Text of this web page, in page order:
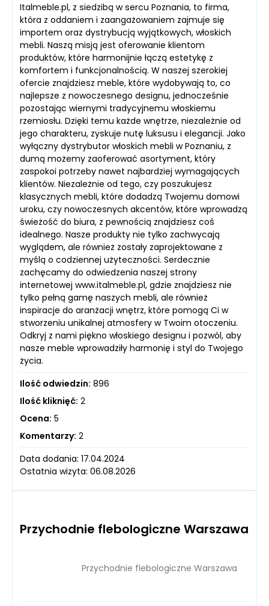
Italmeble.pl, z siedzibą w sercu Poznania, to firma,
która z oddaniem i zaangażowaniem zajmuje się
importem oraz dystrybucją wyjątkowych, włoskich
mebli. Naszą misją jest oferowanie klientom
produktów, które harmonijnie łączą estetykę z
komfortem i funkcjonalnością. W naszej szerokiej
ofercie znajdziesz meble, które wydobywają to, co
najlepsze z nowoczesnego designu, jednocześnie
pozostając wiernymi tradycyjnemu włoskiemu
rzemiosłu. Dzięki temu każde wnętrze, niezależnie od
jego charakteru, zyskuje nutę luksusu i elegancji. Jako
wyłączny dystrybutor włoskich mebli w Poznaniu, z
dumą możemy zaoferować asortyment, który
zaspokoi potrzeby nawet najbardziej wymagających
klientów. Niezależnie od tego, czy poszukujesz
klasycznych mebli, które dodadzą Twojemu domowi
uroku, czy nowoczesnych akcentów, które wprowadzą
świeżość do biura, z pewnością znajdziesz coś
idealnego. Nasze produkty nie tylko zachwycają
wyglądem, ale również zostały zaprojektowane z
myślą o codziennej użyteczności. Serdecznie
zachęcamy do odwiedzenia naszej strony
internetowej www.italmeble.pl, gdzie znajdziesz nie
tylko pełną gamę naszych mebli, ale również
inspiracje do aranżacji wnętrz, które pomogą Ci w
stworzeniu unikalnej atmosfery w Twoim otoczeniu.
Odkryj z nami piękno włoskiego designu i pozwól, aby
nasze meble wprowadziły harmonię i styl do Twojego
życia.
Ilość odwiedzin: 896
Ilość kliknięć: 2
Ocena: 5
Komentarzy: 2
Data dodania: 17.04.2024
Ostatnia wizyta: 06.08.2026
Przychodnie flebologiczne Warszawa
Przychodnie flebologiczne Warszawa